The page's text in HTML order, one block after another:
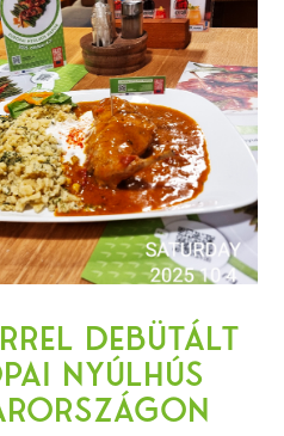
debütált
Nyúlhús